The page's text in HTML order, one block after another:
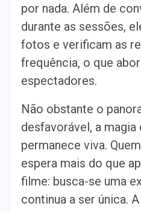
por nada. Além de
durante as sessões,
fotos e verificam as
frequência, o que
espectadores.
Não obstante o
desfavorável, a magia
permanece viva.
espera mais do que
filme: busca-se uma
continua a ser única.